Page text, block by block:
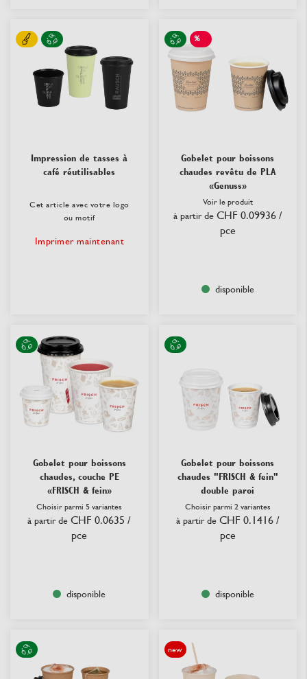
Impression de tasses à
café réutilisables
Cet article avec votre logo
ou motif
Imprimer maintenant
%
Gobelet pour boissons
chaudes revêtu de PLA
«Genuss»
Voir le produit
à partir de CHF 0.09936 /
pce
disponible
Gobelet pour boissons
chaudes, couche PE
«FRISCH & fein»
Choisir parmi 5 variantes
à partir de CHF 0.0635 /
pce
disponible
Gobelet pour boissons
chaudes "FRISCH & fein"
double paroi
Choisir parmi 2 variantes
à partir de CHF 0.1416 /
pce
disponible
new